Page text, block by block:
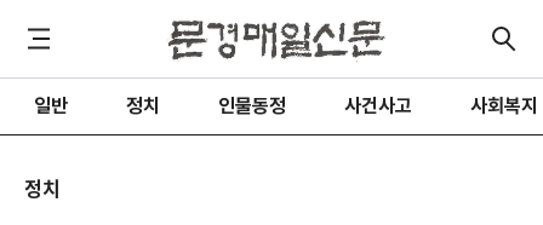
일반 정치 인물동정 사건사고 사회복지
정치